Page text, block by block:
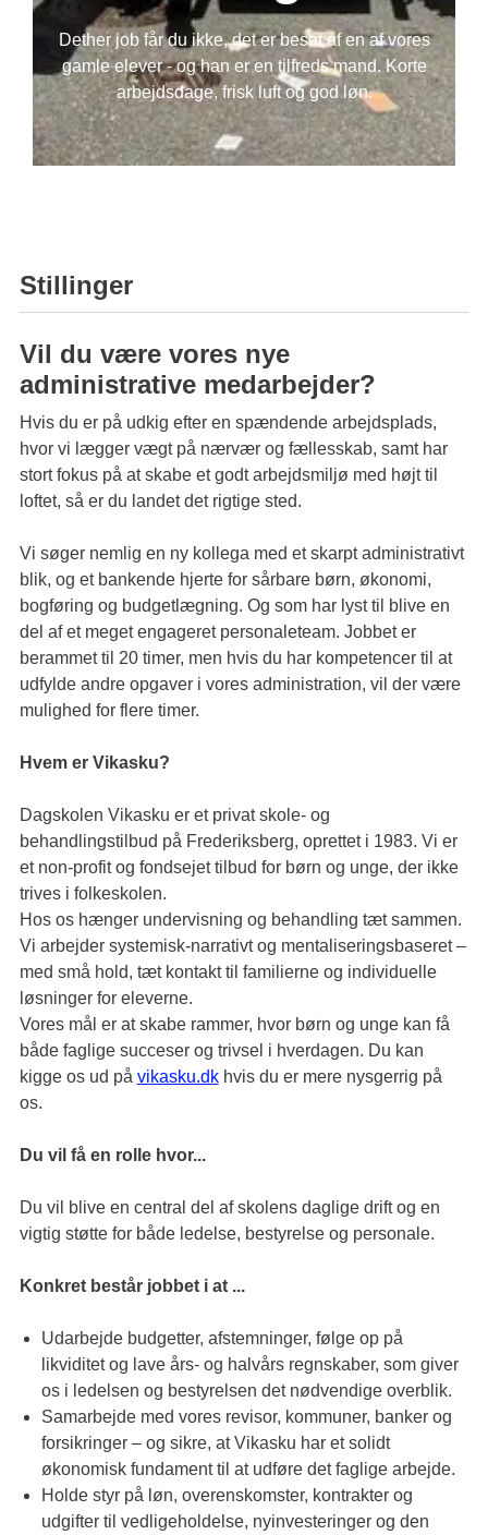
Læring & udvikling
PPR og Psykolog
Samarbejde Frederiksberg
Ledige stillinger
Tilsynsrapport
Dether job får du ikke, det er besat af en af vores
gamle elever - og han er en tilfreds mand. Korte
arbejdsdage, frisk luft og god løn.
Stillinger
Vil du være vores nye
administrative medarbejder?
Hvis du er på udkig efter en spændende arbejdsplads,
hvor vi lægger vægt på nærvær og fællesskab, samt har
stort fokus på at skabe et godt arbejdsmiljø med højt til
loftet, så er du landet det rigtige sted.
Vi søger nemlig en ny kollega med et skarpt administrativt
blik, og et bankende hjerte for sårbare børn, økonomi,
bogføring og budgetlægning. Og som har lyst til blive en
del af et meget engageret personaleteam. Jobbet er
berammet til 20 timer, men hvis du har kompetencer til at
udfylde andre opgaver i vores administration, vil der være
mulighed for flere timer.
Hvem er Vikasku?
Dagskolen Vikasku er et privat skole- og
behandlingstilbud på Frederiksberg, oprettet i 1983. Vi er
et non-profit og fondsejet tilbud for børn og unge, der ikke
trives i folkeskolen.
Hos os hænger undervisning og behandling tæt sammen.
Vi arbejder systemisk-narrativt og mentaliseringsbaseret –
med små hold, tæt kontakt til familierne og individuelle
løsninger for eleverne.
Vores mål er at skabe rammer, hvor børn og unge kan få
både faglige succeser og trivsel i hverdagen. Du kan
kigge os ud på vikasku.dkhvis du er mere nysgerrig på
os.
Du vil få en rolle hvor...
Du vil blive en central del af skolens daglige drift og en
vigtig støtte for både ledelse, bestyrelse og personale.
Konkret består jobbet i at ...
Udarbejde budgetter, afstemninger, følge op på
likviditet og lave års- og halvårs regnskaber, som giver
os i ledelsen og bestyrelsen det nødvendige overblik.
Samarbejde med vores revisor, kommuner, banker og
forsikringer – og sikre, at Vikasku har et solidt
økonomisk fundament til at udføre det faglige arbejde.
Holde styr på løn, overenskomster, kontrakter og
udgifter til vedligeholdelse, nyinvesteringer og den